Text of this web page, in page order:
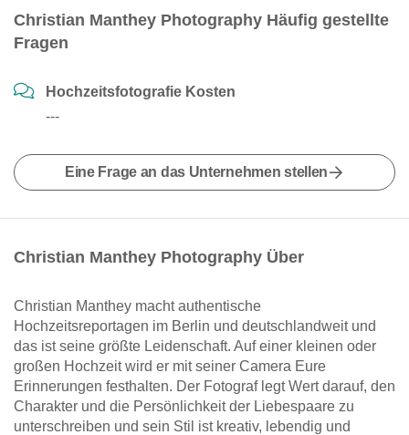
Christian Manthey Photography Häufig gestellte
Fragen
Hochzeitsfotografie Kosten
---
Eine Frage an das Unternehmen stellen
Christian Manthey Photography Über
Christian Manthey macht authentische
Hochzeitsreportagen im Berlin und deutschlandweit und
das ist seine größte Leidenschaft. Auf einer kleinen oder
großen Hochzeit wird er mit seiner Camera Eure
Erinnerungen festhalten. Der Fotograf legt Wert darauf, den
Charakter und die Persönlichkeit der Liebespaare zu
unterschreiben und sein Stil ist kreativ, lebendig und